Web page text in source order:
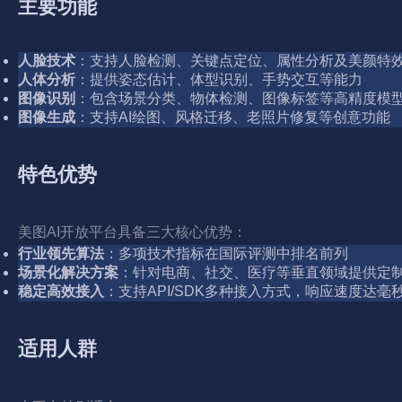
人脸技术 ：支持人脸检测、关键点定位、属性分析及美颜特
人体分析 ：提供姿态估计、体型识别、手势交互等能力
图像识别 ：包含场景分类、物体检测、图像标签等高精度模
图像生成 ：支持AI绘图、风格迁移、老照片修复等创意功能
特色优势
美图AI开放平台具备三大核心优势：
行业领先算法 ：多项技术指标在国际评测中排名前列
场景化解决方案 ：针对电商、社交、医疗等垂直领域提供定
稳定高效接入 ：支持API/SDK多种接入方式，响应速度达毫
适用人群